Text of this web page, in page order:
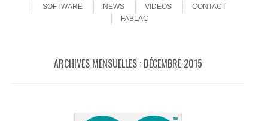
SOFTWARE
NEWS VIDEOS
CONTACT
FABLAC
ARCHIVES MENSUELLES : DÉCEMBRE 2015